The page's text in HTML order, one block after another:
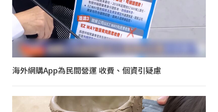
海外網購App為民間營運 收費、個資引疑慮